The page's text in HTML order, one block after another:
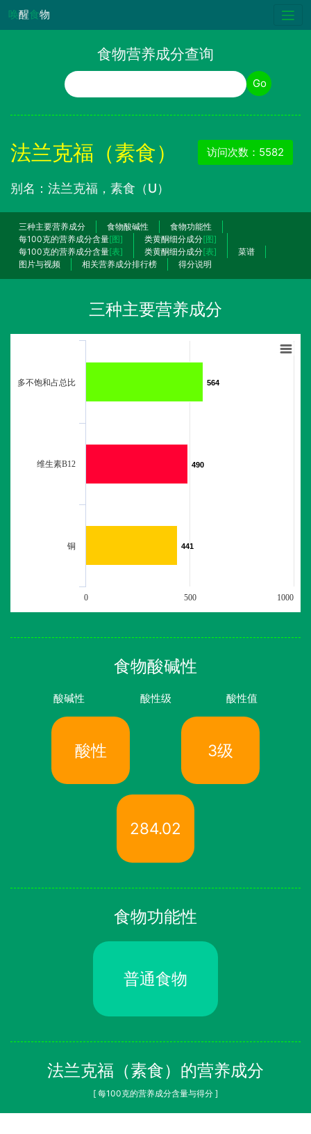
唤醒食物
食物营养成分查询
食物名称 Go
法兰克福（素食） 访问次数：5582
别名：法兰克福，素食（U）
三种主要营养成分 食物酸碱性
食物功能性
每100克的营养成分含量[图] 类黄酮细分成分[图]
每100克的营养成分含量[表] 类黄酮细分成分[表]
菜谱
图片与视频
相关营养成分排行榜 得分说明
三种主要营养成分
564
564
490
490
441
441
多不饱和占总比
维生素B12
铜
0 500 1000
食物酸碱性
酸碱性 酸性级 酸性值
酸性 3级
284.02
食物功能性
普通食物
法兰克福（素食）的营养成分
[ 每100克的营养成分含量与得分 ]